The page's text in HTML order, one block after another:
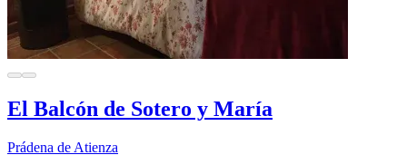
El Balcón de Sotero y María
Prádena de Atienza